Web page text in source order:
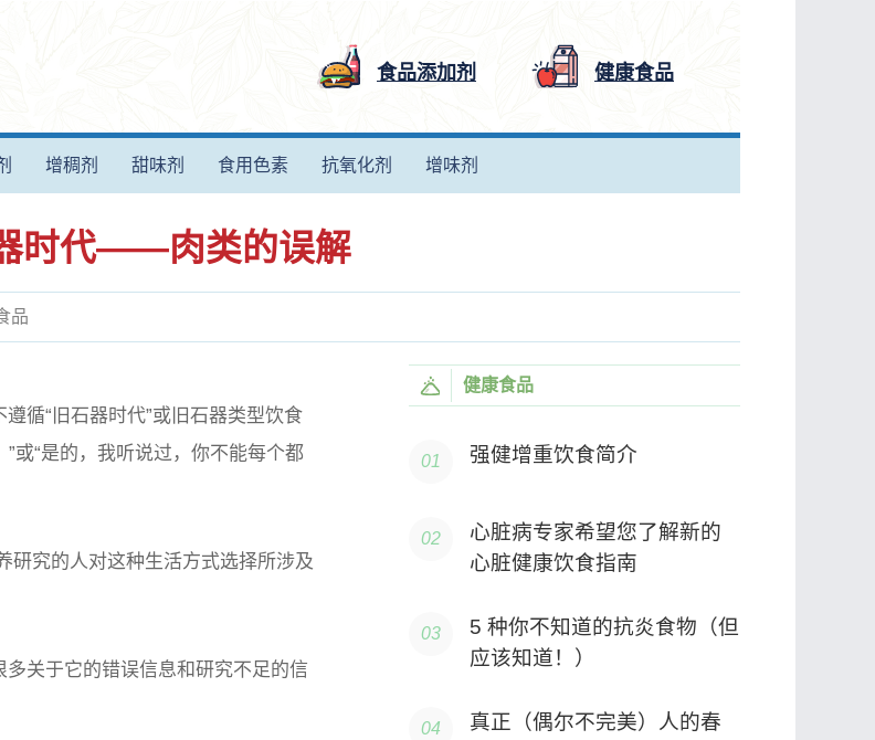
食品添加剂 健康食品
增稠剂 甜味剂 食用色素 抗氧化剂 增味剂
时代——肉类的误解
品
循“旧石器时代”或旧石器类型饮食
或“是的，我听说过，你不能每个都
研究的人对这种生活方式选择所涉及
关于它的错误信息和研究不足的信
健康食品
强健增重饮食简介
心脏病专家希望您了解新的
心脏健康饮食指南
5 种你不知道的抗炎食物（但
应该知道！）
真正（偶尔不完美）人的春